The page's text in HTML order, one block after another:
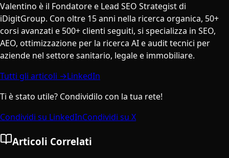
Valentino è il Fondatore e Lead SEO Strategist di
iDigitGroup. Con oltre 15 anni nella ricerca organica, 50+
corsi avanzati e 500+ clienti seguiti, si specializza in SEO,
AEO, ottimizzazione per la ricerca AI e audit tecnici per
aziende nel settore sanitario, legale e immobiliare.
Tutti gli articoli →LinkedIn
Ti è stato utile? Condividilo con la tua rete!
Condividi su LinkedInCondividi su X
Articoli Correlati